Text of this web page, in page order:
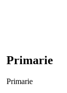
Primarie
Primarie